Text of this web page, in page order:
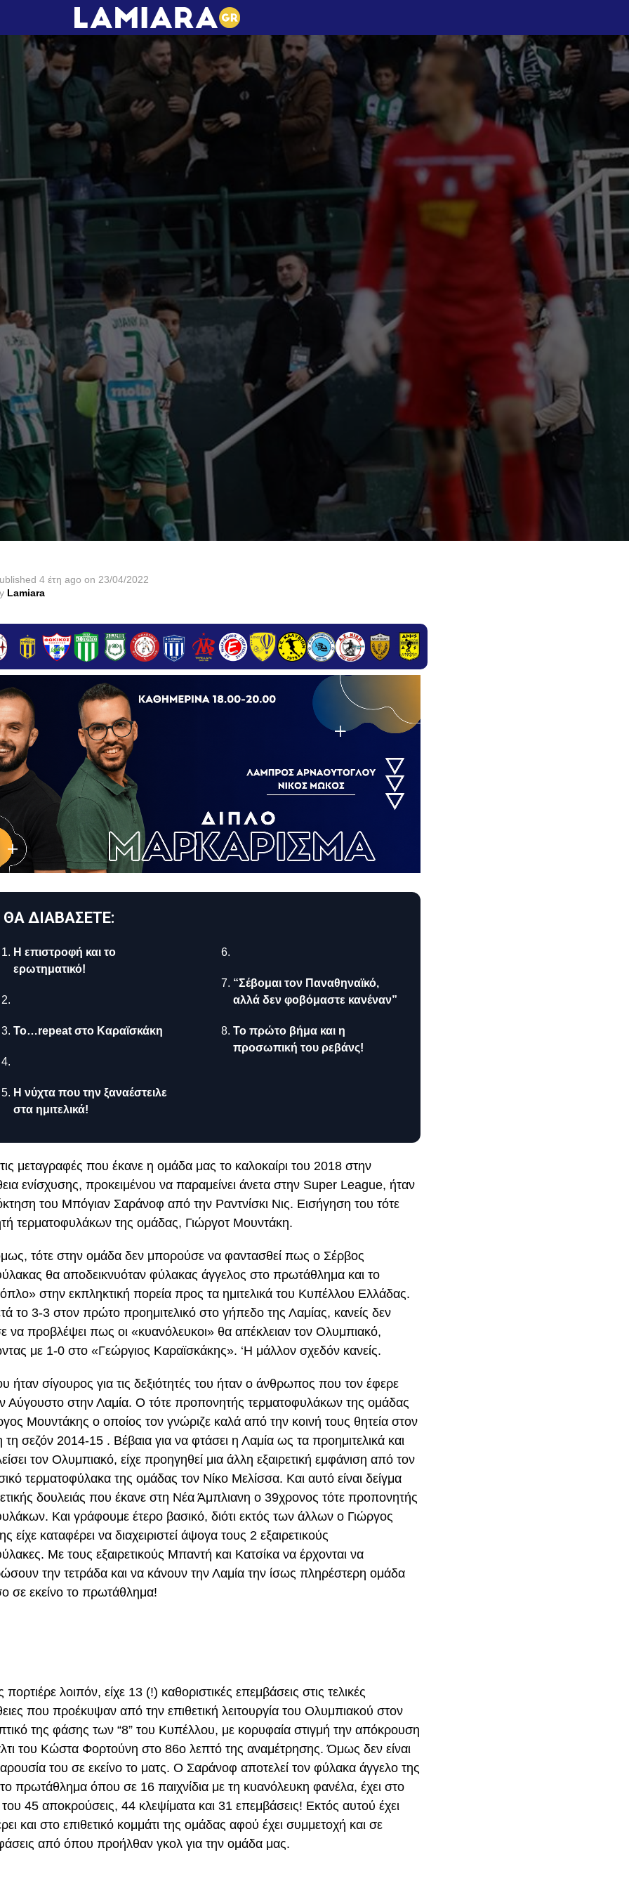
4 έτη ago on 23/04/2022
Lamiara
ΘΑ ΔΙΑΒΑΣΕΤΕ:
Η επιστροφή και το
ερωτηματικό!
Το…repeat στο Καραϊσκάκη
Η νύχτα που την ξαναέστειλε
στα ημιτελικά!
“Σέβομαι τον Παναθηναϊκό,
αλλά δεν φοβόμαστε κανέναν”
Το πρώτο βήμα και η
προσωπική του ρεβάνς!
μεταγραφές που έκανε η ομάδα μας το καλοκαίρι του 2018 στην
ενίσχυσης, προκειμένου να παραμείνει άνετα στην Super League, ήταν
του Μπόγιαν Σαράνοφ από την Ραντνίσκι Νις. Εισήγηση του τότε
τερματοφυλάκων της ομάδας, Γιώργοτ Μουντάκη.
τότε στην ομάδα δεν μπορούσε να φαντασθεί πως ο Σέρβος
θα αποδεικνυόταν φύλακας άγγελος στο πρωτάθλημα και το
στην εκπληκτική πορεία προς τα ημιτελικά του Κυπέλλου Ελλάδας.
το 3-3 στον πρώτο προημιτελικό στο γήπεδο της Λαμίας, κανείς δεν
να προβλέψει πως οι «κυανόλευκοι» θα απέκλειαν τον Ολυμπιακό,
με 1-0 στο «Γεώργιος Καραϊσκάκης». ‘Η μάλλον σχεδόν κανείς.
ήταν σίγουρος για τις δεξιότητές του ήταν ο άνθρωπος που τον έφερε
Αύγουστο στην Λαμία. Ο τότε προπονητής τερματοφυλάκων της ομάδας
Μουντάκης ο οποίος τον γνώριζε καλά από την κοινή τους θητεία στον
τη σεζόν 2014-15 . Βέβαια για να φτάσει η Λαμία ως τα προημιτελικά και
τον Ολυμπιακό, είχε προηγηθεί μια άλλη εξαιρετική εμφάνιση από τον
τερματοφύλακα της ομάδας τον Νίκο Μελίσσα. Και αυτό είναι δείγμα
δουλειάς που έκανε στη Νέα Άμπλιανη ο 39χρονος τότε προπονητής
Και γράφουμε έτερο βασικό, διότι εκτός των άλλων ο Γιώργος
είχε καταφέρει να διαχειριστεί άψογα τους 2 εξαιρετικούς
Με τους εξαιρετικούς Μπαντή και Κατσίκα να έρχονται να
την τετράδα και να κάνουν την Λαμία την ίσως πληρέστερη ομάδα
σε εκείνο το πρωτάθλημα!
λοιπόν, είχε 13 (!) καθοριστικές επεμβάσεις στις τελικές
που προέκυψαν από την επιθετική λειτουργία του Ολυμπιακού στον
της φάσης των “8” του Κυπέλλου, με κορυφαία στιγμή την απόκρουση
του Κώστα Φορτούνη στο 86ο λεπτό της αναμέτρησης. Όμως δεν είναι
του σε εκείνο το ματς. Ο Σαράνοφ αποτελεί τον φύλακα άγγελο της
πρωτάθλημα όπου σε 16 παιχνίδια με τη κυανόλευκη φανέλα, έχει στο
45 αποκρούσεις, 44 κλεψίματα και 31 επεμβάσεις! Εκτός αυτού έχει
και στο επιθετικό κομμάτι της ομάδας αφού έχει συμμετοχή και σε
από όπου προήλθαν γκολ για την ομάδα μας.